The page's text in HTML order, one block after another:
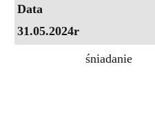
Data
31.05.2024r
śniadanie